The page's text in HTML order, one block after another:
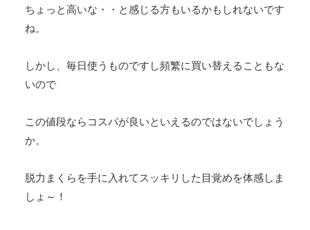
ちょっと高いな・・と感じる方もいるかもしれないです
ね。
しかし、毎日使うものですし頻繁に買い替えることもな
いので
この値段ならコスパが良いといえるのではないでしょう
か。
脱力まくらを手に入れてスッキリした目覚めを体感しま
しょ～！